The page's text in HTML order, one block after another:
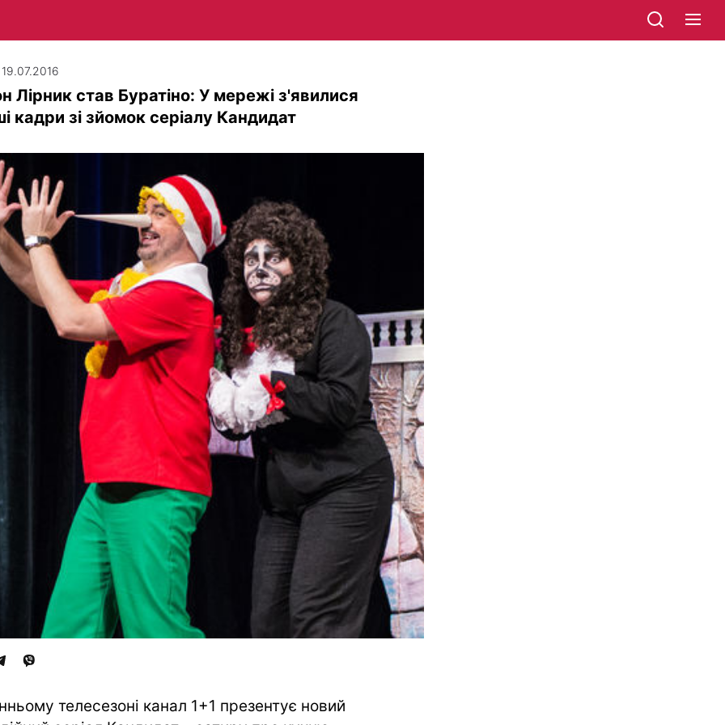
Лірник став Буратіно: У мережі з'явилися
кадри зі зйомок серіалу Кандидат
телесезоні канал 1+1 презентує новий